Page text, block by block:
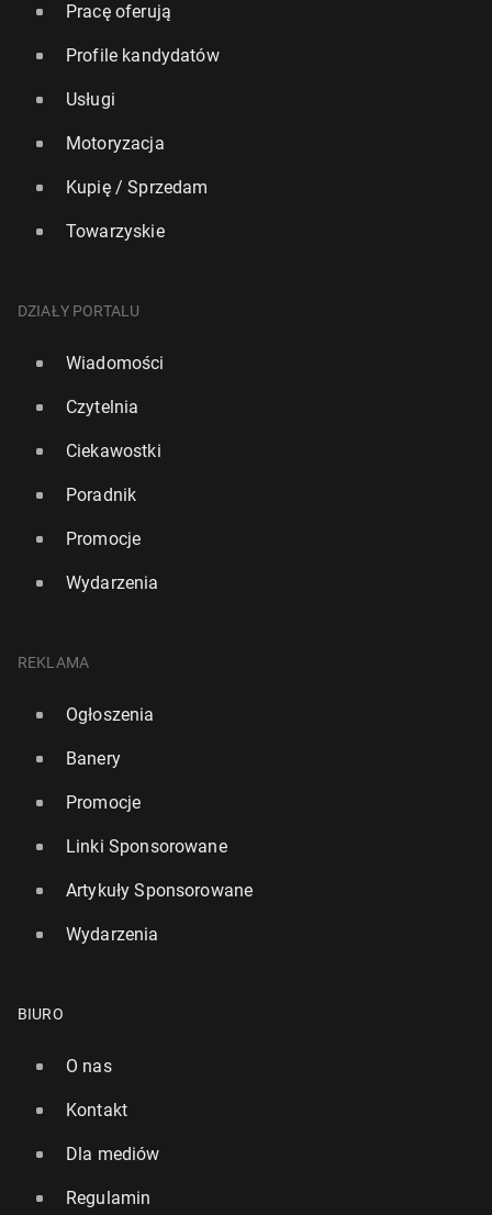
Pracę oferują
Profile kandydatów
Usługi
Motoryzacja
Kupię / Sprzedam
Towarzyskie
DZIAŁY PORTALU
Wiadomości
Czytelnia
Ciekawostki
Poradnik
Promocje
Wydarzenia
REKLAMA
Ogłoszenia
Banery
Promocje
Linki Sponsorowane
Artykuły Sponsorowane
Wydarzenia
BIURO
O nas
Kontakt
Dla mediów
Regulamin